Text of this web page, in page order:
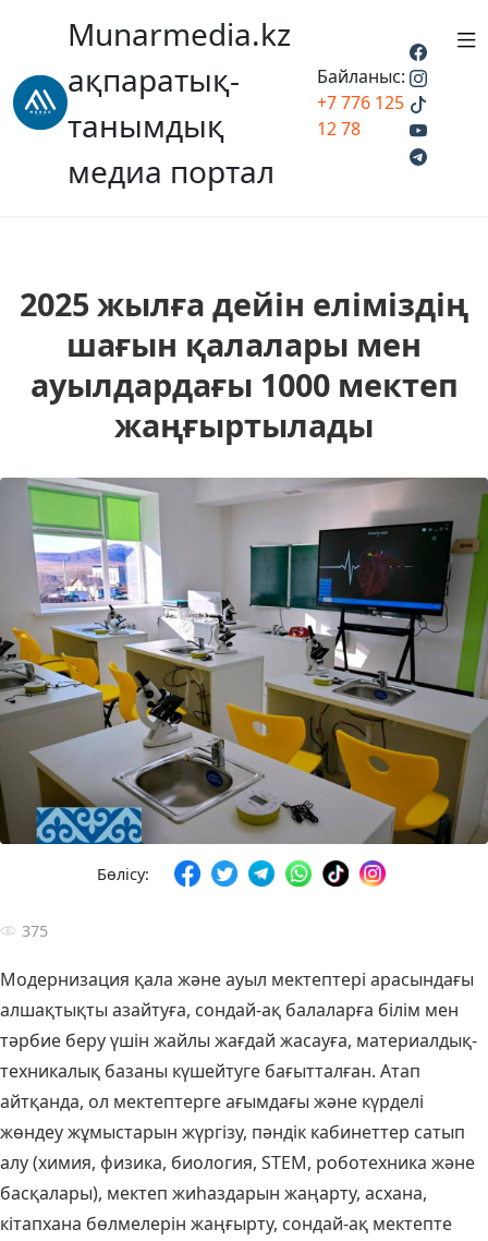
Munarmedia.kz
ақпаратық-
танымдық
медиа портал
Байланыс:
+7 776 125
12 78
2025 жылға дейін еліміздің
шағын қалалары мен
ауылдардағы 1000 мектеп
жаңғыртылады
Бөлісу:
375
Модернизация қала және ауыл мектептері арасындағы
алшақтықты азайтуға, сондай-ақ балаларға білім мен
тәрбие беру үшін жайлы жағдай жасауға, материалдық-
техникалық базаны күшейтуге бағытталған. Атап
айтқанда, ол мектептерге ағымдағы және күрделі
жөндеу жұмыстарын жүргізу, пәндік кабинеттер сатып
алу (химия, физика, биология, STEM, роботехника және
басқалары), мектеп жиһаздарын жаңарту, асхана,
кітапхана бөлмелерін жаңғырту, сондай-ақ мектепте